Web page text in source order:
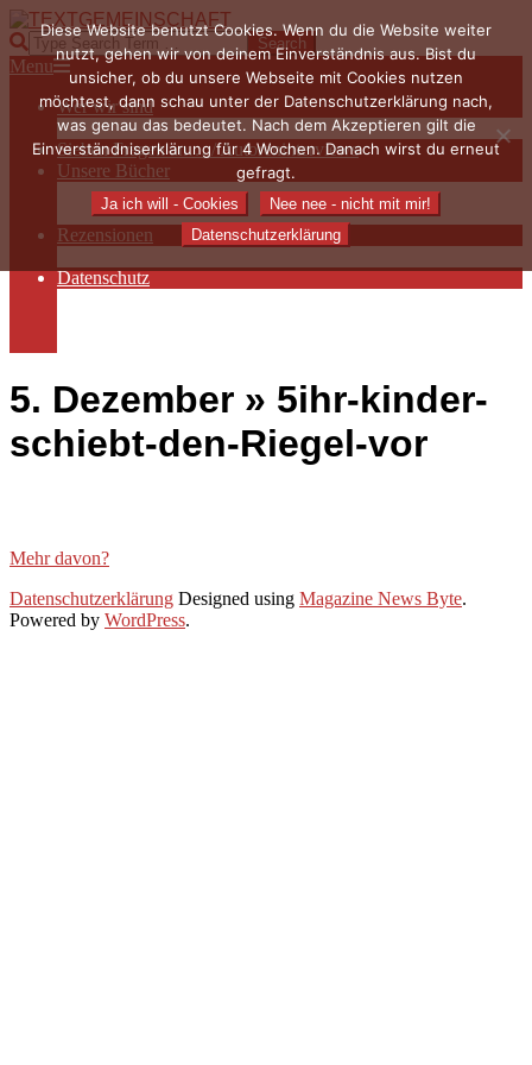
Skip
to
content
TEXTGEMEINSCHAFT
Search
Primary
Navigation
Menu
Menu
Wer wir sind
Die Hauptakteurinnen
Sieben Fragen an… / Autoreninterviews
Unsere Bücher
Autorenservices
Autorenprofile
Rezensionen
Datenschutz
5. Dezember » 5ihr-kinder-
schiebt-den-Riegel-vor
Mehr davon?
2022-
11-
Datenschutzerklärung Designed using Magazine News Byte.
Powered by WordPress.
Diese Website benutzt Cookies. Wenn du die Website weiter
nutzt, gehen wir von deinem Einverständnis aus. Bist du
unsicher, ob du unsere Webseite mit Cookies nutzen
möchtest, dann schau unter der Datenschutzerklärung nach,
was genau das bedeutet. Nach dem Akzeptieren gilt die
Einverständniserklärung für 4 Wochen. Danach wirst du erneut
gefragt.
Ja ich will - Cookies
Nee nee - nicht mit mir!
Datenschutzerklärung